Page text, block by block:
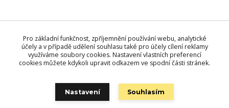
Zboží zařazeno v kategoriích
Kosmetika MON PLATIN DSM
Pro základní funkčnost, zpříjemnění používání webu, analytické
účely a v případě udělení souhlasu také pro účely cílení reklamy
využíváme soubory cookies. Nastavení vlastních preferencí
cookies můžete kdykoli upravit odkazem ve spodní části stránek.
Nastavení Souhlasím